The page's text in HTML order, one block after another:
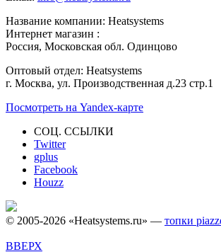
Название компании: Heatsystems
Интернет магазин :
Россия, Московская обл. Одинцово
Оптовый отдел: Heatsystems
г. Москва, ул. Производственная д.23 стр.1
Посмотреть на Yandex-карте
СОЦ. ССЫЛКИ
Twitter
gplus
Facebook
Houzz
© 2005-2026 «Heatsystems.ru» — топки
ВВЕРХ